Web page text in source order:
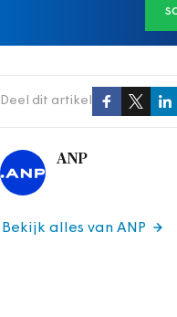
Deel dit artikel
ANP
Bekijk alles van ANP